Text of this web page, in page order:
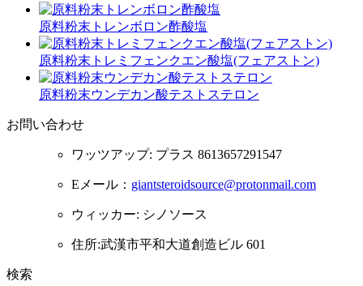
原料粉末トレンボロン酢酸塩
原料粉末トレミフェンクエン酸塩(フェアストン)
原料粉末ウンデカン酸テストステロン
お問い合わせ
ワッツアップ: プラス 8613657291547
Eメール： giantsteroidsource@protonmail.com
ウィッカー: シノソース
住所:武漢市平和大道創造ビル 601
検索